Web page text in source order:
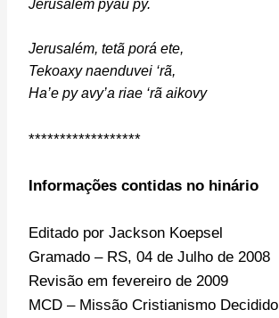
Jerusalém pyau py.
Jerusalém, tetã porá ete,
Tekoaxy naenduvei ‘rã,
Ha’e py avy’a riae ‘rã aikovy
******************
Informações contidas no hinário
Editado por Jackson Koepsel
Gramado – RS, 04 de Julho de 2008
Revisão em fevereiro de 2009
MCD – Missão Cristianismo Decidido